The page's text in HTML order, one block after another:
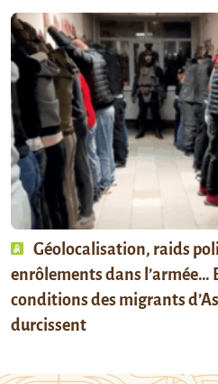
Géolocalisation, raids
enrôlements dans l’armée…
conditions des migrants
durcissent